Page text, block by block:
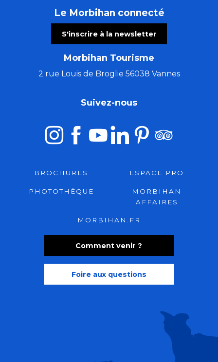
Le Morbihan connecté
S'inscrire à la newsletter
Morbihan Tourisme
2 rue Louis de Broglie 56038 Vannes
Comment venir ?
Foire aux questions
Suivez-nous
BROCHURES ESPACE PRO
PHOTOTHÈQUE
MORBIHAN
AFFAIRES
MORBIHAN.FR